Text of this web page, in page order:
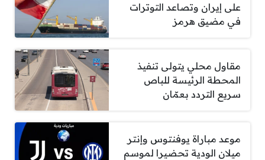
على إيران وتصاعد التوترات
في مضيق هرمز
مقاول محلي يتولى تنفيذ
المحطة الرئيسة للباص
سريع التردد بعمّان
موعد مباراة يوفنتوس وإنتر
ميلان الودية تحضيرا لموسم